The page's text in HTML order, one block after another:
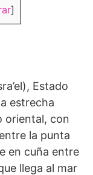
]
Estado
estrecha
oriental, con
la punta
en cuña entre
llega al mar